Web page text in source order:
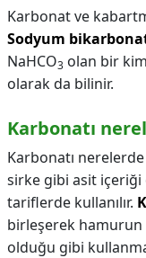
Karbonat ve
Sodyum
NaHCO3 olan bir
olarak da bilinir.
Karbonatı
Karbonatı
sirke gibi asit içeriği
tariflerde kullanılır.
birleşerek hamurun
olduğu gibi